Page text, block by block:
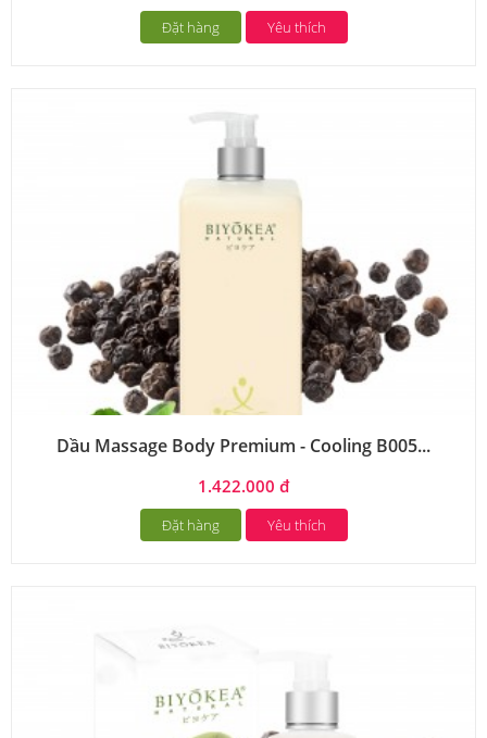
Đặt hàng Yêu thích
Dầu Massage Body Premium - Cooling B005...
1.422.000 đ
Đặt hàng Yêu thích